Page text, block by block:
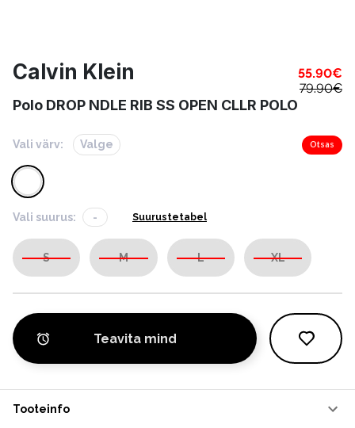
Calvin Klein 55.90€
79.90€
Polo DROP NDLE RIB SS OPEN CLLR POLO
Vali värv: Valge Otsas
Vali suurus: - Suurustetabel
S M L XL
Teavita mind
Tooteinfo